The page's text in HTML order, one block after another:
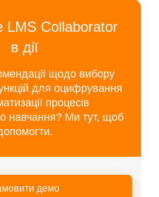
LMS Collaborator
в дії
щодо вибору
для оцифрування
процесів
навчання? Ми тут, щоб
демо